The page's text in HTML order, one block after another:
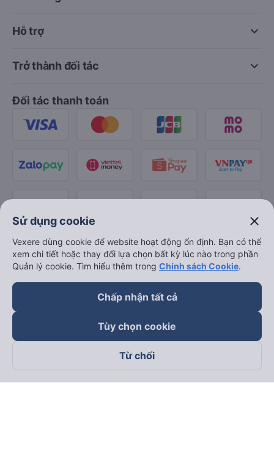
keyboard_arrow_down
Hỗ trợ
keyboard_arrow_down
Trở thành đối tác
Đối tác thanh toán
Theo dõi chúng tôi trên
Sử dụng cookie close
Vexere dùng cookie để website hoạt động ổn định. Bạn có thể
xem chi tiết hoặc thay đổi lựa chọn bất kỳ lúc nào trong phần
Quản lý cookie. Tìm hiểu thêm trong Chính sách Cookie.
Chấp nhận tất cả
Tùy chọn cookie
Từ chối